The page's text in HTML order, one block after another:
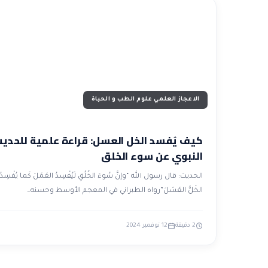
الاعجاز العلمي علوم الطب و الحياة
كيف يُفسد الخل العسل: قراءة علمية
النبوي عن سوء الخلق
الحديث: قال رسول الله “وإنَّ سُوءَ الخُلُقِ لَيُفْسِدُ العَمَلَ كَما يُفْسِدُ
الخَلُّ العَسَلَ”رواه الطبراني في المعجم الأوسط وحسنه…
2 دقيقة 12 نوفمبر 2024